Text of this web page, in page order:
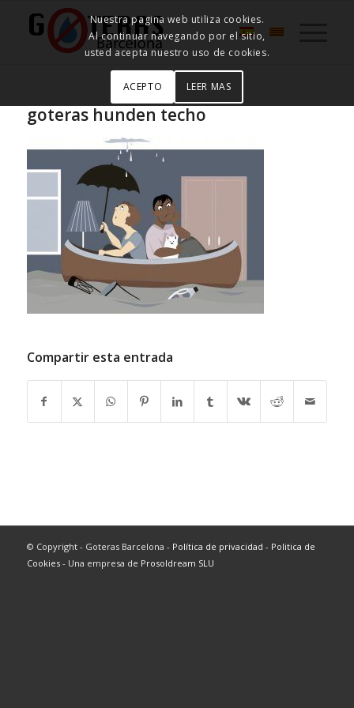
goteras hunden techo
Compartir esta entrada
© Copyright - Goteras Barcelona - Política de privacidad - Politica de
Cookies- Una empresa de Prosoldream SLU
Nuestra pagina web utiliza cookies.
Al continuar navegando por el sitio,
usted acepta nuestro uso de cookies.
ACEPTO LEER MAS